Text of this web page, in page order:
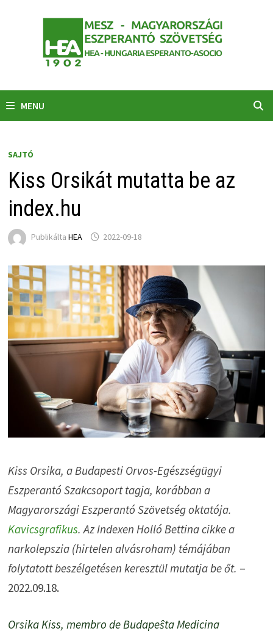
MENU
SAJTÓ
Kiss Orsikát mutatta be az
index.hu
Publikálta HEA 2022-09-18
Kiss Orsika, a Budapesti Orvos-Egészségügyi
Eszperantó Szakcsoport tagja, korábban a
Magyarországi Eszperantó Szövetség oktatója.
Kavicsgrafikus. Az Indexen Holló Bettina cikke a
narkolepszia (hirtelen alvásroham) témájában
folytatott beszélgetésen keresztül mutatja be őt. –
2022.09.18.
Orsika Kiss, membro de Budapeŝta Medicina